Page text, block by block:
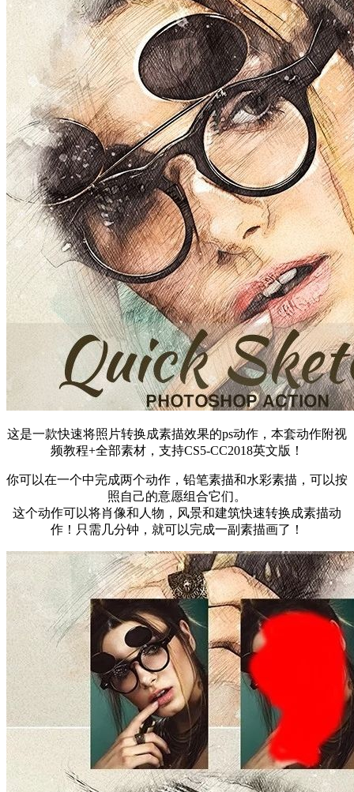
这是一款快速将照片转换成素描效果的ps动作，本套动作附视
频教程+全部素材，支持CS5-CC2018英文版！
你可以在一个中完成两个动作，铅笔素描和水彩素描，可以按
照自己的意愿组合它们。
这个动作可以将肖像和人物，风景和建筑快速转换成素描动
作！只需几分钟，就可以完成一副素描画了！